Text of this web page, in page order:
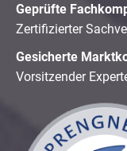
Geprüfte
Zertifizierter
Gesicherte
Vorsitzender